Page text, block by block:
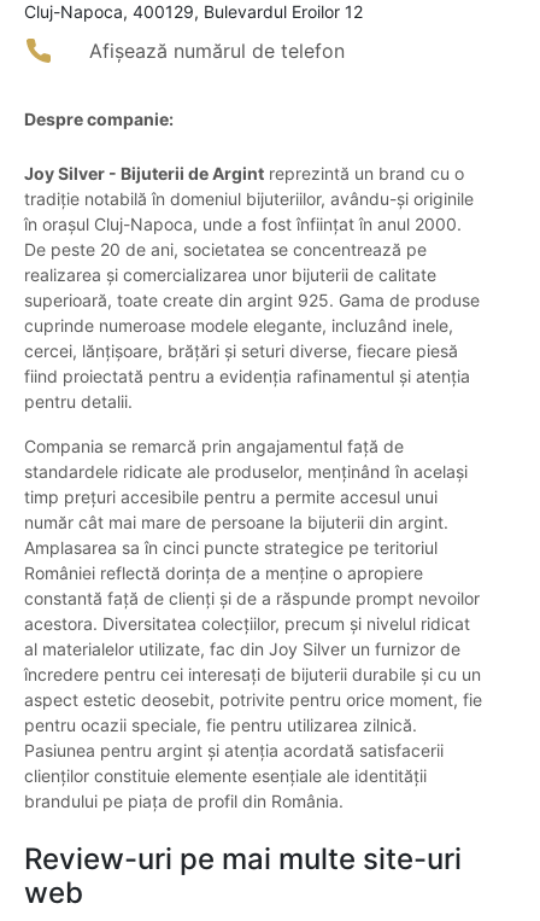
Cluj-Napoca, 400129, Bulevardul Eroilor 12
Afișează numărul de telefon
Despre companie:
Joy Silver - Bijuterii de Argint reprezintă un brand cu o
tradiție notabilă în domeniul bijuteriilor, avându-și originile
în orașul Cluj-Napoca, unde a fost înființat în anul 2000.
De peste 20 de ani, societatea se concentrează pe
realizarea și comercializarea unor bijuterii de calitate
superioară, toate create din argint 925. Gama de produse
cuprinde numeroase modele elegante, incluzând inele,
cercei, lănțișoare, brățări și seturi diverse, fiecare piesă
fiind proiectată pentru a evidenția rafinamentul și atenția
pentru detalii.
Compania se remarcă prin angajamentul față de
standardele ridicate ale produselor, menținând în același
timp prețuri accesibile pentru a permite accesul unui
număr cât mai mare de persoane la bijuterii din argint.
Amplasarea sa în cinci puncte strategice pe teritoriul
României reflectă dorința de a menține o apropiere
constantă față de clienți și de a răspunde prompt nevoilor
acestora. Diversitatea colecțiilor, precum și nivelul ridicat
al materialelor utilizate, fac din Joy Silver un furnizor de
încredere pentru cei interesați de bijuterii durabile și cu un
aspect estetic deosebit, potrivite pentru orice moment, fie
pentru ocazii speciale, fie pentru utilizarea zilnică.
Pasiunea pentru argint și atenția acordată satisfacerii
clienților constituie elemente esențiale ale identității
brandului pe piața de profil din România.
Review-uri pe mai multe site-uri
web